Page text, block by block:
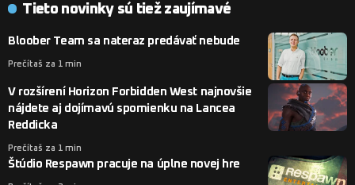
Tieto novinky sú tiež zaujímavé
Bloober Team sa nateraz predávať nebude
Prečítaš za 1 min
V rozšírení Horizon Forbidden West najnovšie
nájdete aj dojímavú spomienku na Lancea
Reddicka
Prečítaš za 1 min
Štúdio Respawn pracuje na úplne novej hre